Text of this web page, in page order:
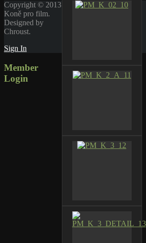
Copyright © 2013
Koně pro film.
Designed by
Chroust.
Sign In
Member
Login